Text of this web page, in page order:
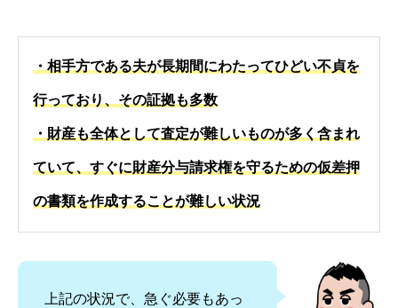
・相手方である夫が長期間にわたってひどい不貞を
行っており、その証拠も多数
・財産も全体として査定が難しいものが多く含まれ
ていて、すぐに財産分与請求権を守るための仮差押
の書類を作成することが難しい状況
上記の状況で、急ぐ必要もあっ